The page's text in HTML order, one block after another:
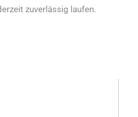
zuverlässig laufen.